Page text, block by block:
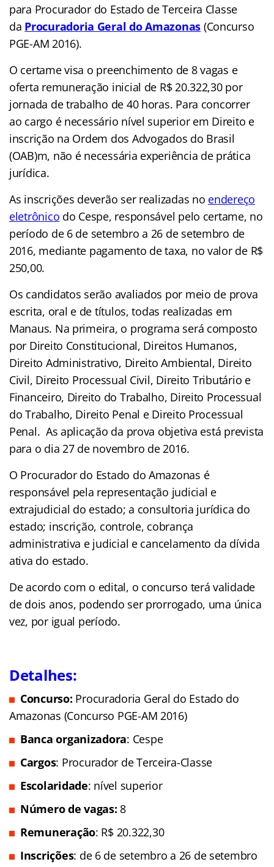
para Procurador do Estado de Terceira Classe
da Procuradoria Geral do Amazonas (Concurso
PGE-AM 2016).
O certame visa o preenchimento de 8 vagas e
oferta remuneração inicial de R$ 20.322,30 por
jornada de trabalho de 40 horas. Para concorrer
ao cargo é necessário nível superior em Direito e
inscrição na Ordem dos Advogados do Brasil
(OAB)m, não é necessária experiência de prática
jurídica.
As inscrições deverão ser realizadas no endereço
eletrônico do Cespe, responsável pelo certame, no
período de 6 de setembro a 26 de setembro de
2016, mediante pagamento de taxa, no valor de R$
250,00.
Os candidatos serão avaliados por meio de prova
escrita, oral e de títulos, todas realizadas em
Manaus. Na primeira, o programa será composto
por Direito Constitucional, Direitos Humanos,
Direito Administrativo, Direito Ambiental, Direito
Civil, Direito Processual Civil, Direito Tributário e
Financeiro, Direito do Trabalho, Direito Processual
do Trabalho, Direito Penal e Direito Processual
Penal. As aplicação da prova objetiva está prevista
para o dia 27 de novembro de 2016.
O Procurador do Estado do Amazonas é
responsável pela representação judicial e
extrajudicial do estado; a consultoria jurídica do
estado; inscrição, controle, cobrança
administrativa e judicial e cancelamento da dívida
ativa do estado.
De acordo com o edital, o concurso terá validade
de dois anos, podendo ser prorrogado, uma única
vez, por igual período.
Detalhes:
Concurso: Procuradoria Geral do Estado do
Amazonas (Concurso PGE-AM 2016)
Banca organizadora: Cespe
Cargos: Procurador de Terceira-Classe
Escolaridade: nível superior
Número de vagas: 8
Remuneração: R$ 20.322,30
Inscrições: de 6 de setembro a 26 de setembro